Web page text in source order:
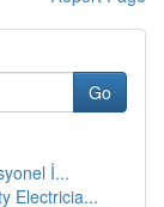
Go
İ...
Electricia...